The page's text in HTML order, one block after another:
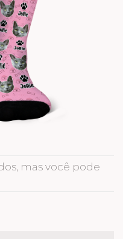
mas você pode